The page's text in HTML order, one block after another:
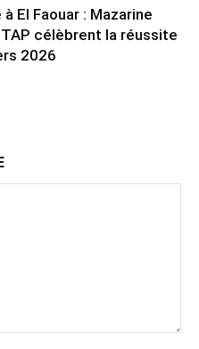
à El Faouar : Mazarine
célèbrent la réussite
2026